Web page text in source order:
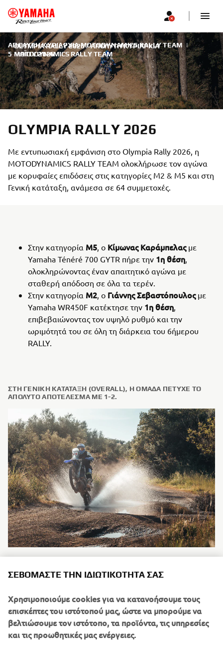
OLYMPIA RALLY 2026 / ΑΠΌΛΥΤΗ ΚΥΡΙΑΡΧΊΑ
MOTODYNAMICS RALLY TEAM
ΑΠΌΛΥΤΗ ΚΥΡΙΑΡΧΊΑ MOTODYNAMICS RALLY TEAM |
5 ΜΑΪ́ΟΥ 2026
OLYMPIA RALLY 2026
Με εντυπωσιακή εμφάνιση στο Olympia Rally 2026, η
MOTODYNAMICS RALLY TEAM ολοκλήρωσε τον αγώνα
με κορυφαίες επιδόσεις στις κατηγορίες Μ2 & Μ5 και στη
Γενική κατάταξη, ανάμεσα σε 64 συμμετοχές.
Στην κατηγορία Μ5, ο Κίμωνας Καράμπελαςμε
Yamaha Ténéré 700 GYTR πήρε την 1η θέση,
ολοκληρώνοντας έναν απαιτητικό αγώνα με
σταθερή απόδοση σε όλα τα τερέν.
Στην κατηγορία Μ2, ο Γιάννης Σεβαστόπουλοςμε
Yamaha WR450F κατέκτησε την 1η θέση,
επιβεβαιώνοντας τον υψηλό ρυθμό και την
ωριμότητά του σε όλη τη διάρκεια του 6ήμερου
RALLY.
ΣΤΗ ΓΕΝΙΚΉ ΚΑΤΆΤΑΞΗ (OVERALL), Η ΟΜΆΔΑ ΠΈΤΥΧΕ ΤΟ
ΑΠΟΛΥΤΟ ΑΠΟΤΈΛΕΣΜΑ ΜΕ 1-2.
WR450F, ενώ ο Κίμωνας Καράμπελας ακολούθησε στη
2η θέση με Ténéré 700 GYTR, επιβεβαιώνοντας την
αγωνιστική υπεροχή της ομάδας.
ΣΕΒΌΜΑΣΤΕ ΤΗΝ ΙΔΙΩΤΙΚΌΤΗΤΆ ΣΑΣ
Χρησιμοποιούμε cookies για να κατανοήσουμε τους
επισκέπτες του ιστότοπού μας, ώστε να μπορούμε να
βελτιώσουμε τον ιστότοπο, τα προϊόντα, τις υπηρεσίες
και τις προωθητικές μας ενέργειες.